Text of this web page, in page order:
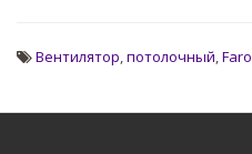
Вентилятор,потолочный,Faro